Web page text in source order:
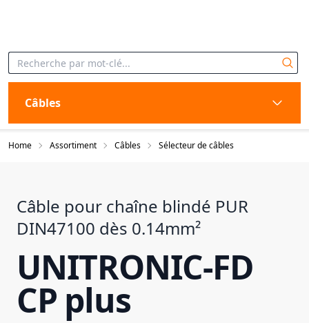
Câbles
Home Assortiment Câbles Sélecteur de câbles
Câble pour chaîne blindé PUR
DIN47100 dès 0.14mm²
UNITRONIC-FD
CP plus